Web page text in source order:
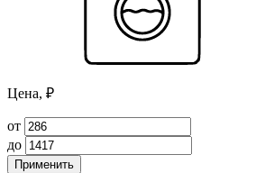
Цена, ₽
от
до
Применить